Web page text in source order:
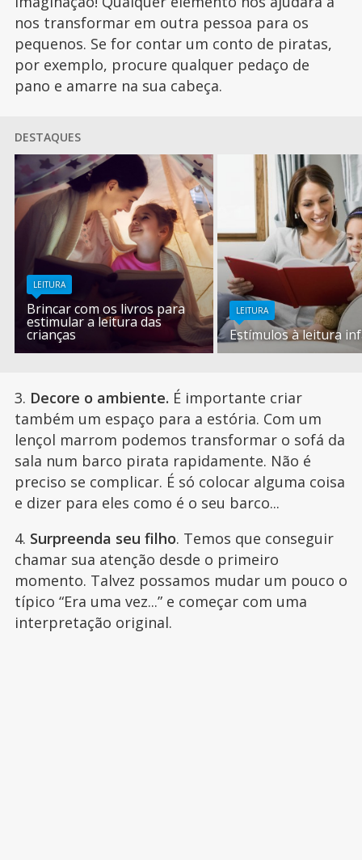
nos transformar em outra pessoa para os
pequenos. Se for contar um conto de piratas,
por exemplo, procure qualquer pedaço de
pano e amarre na sua cabeça.
DESTAQUES
LEITURA
Brincar com os livros para
estimular a leitura das
crianças
LEITURA
Estímulos à leitura
3. Decore o ambiente. É importante criar
também um espaço para a estória. Com um
lençol marrom podemos transformar o sofá da
sala num barco pirata rapidamente. Não é
preciso se complicar. É só colocar alguma coisa
e dizer para eles como é o seu barco...
4. Surpreenda seu filho. Temos que conseguir
chamar sua atenção desde o primeiro
momento. Talvez possamos mudar um pouco o
típico “Era uma vez...” e começar com uma
interpretação original.